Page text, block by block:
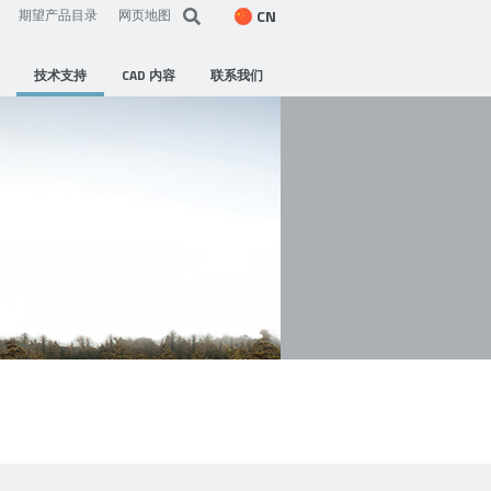
期望产品目录 网页地图 CN
技术支持 CAD 内容 联系我们